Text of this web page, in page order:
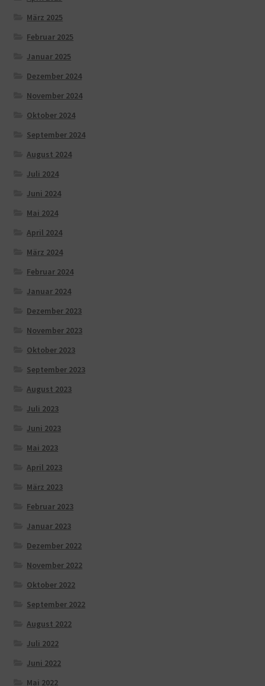
März 2025
Februar 2025
Januar 2025
Dezember 2024
November 2024
Oktober 2024
September 2024
August 2024
Juli 2024
Juni 2024
Mai 2024
April 2024
März 2024
Februar 2024
Januar 2024
Dezember 2023
November 2023
Oktober 2023
September 2023
August 2023
Juli 2023
Juni 2023
Mai 2023
April 2023
März 2023
Februar 2023
Januar 2023
Dezember 2022
November 2022
Oktober 2022
September 2022
August 2022
Juli 2022
Juni 2022
Mai 2022